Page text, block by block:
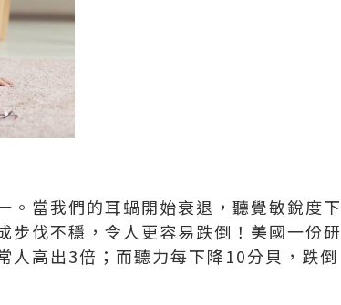
。當我們的耳蝸開始衰退，聽覺敏銳度下
步伐不穩，令人更容易跌倒！美國一份研
人高出3倍；而聽力每下降10分貝，跌倒